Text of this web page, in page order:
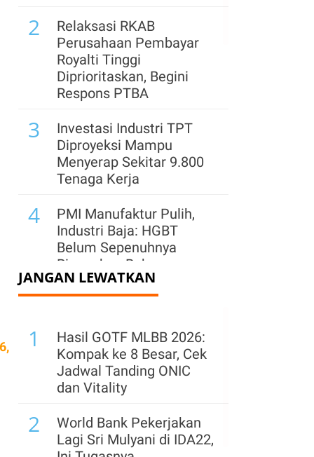
2
Relaksasi RKAB
Perusahaan Pembayar
Royalti Tinggi
Diprioritaskan, Begini
Respons PTBA
3
Investasi Industri TPT
Diproyeksi Mampu
Menyerap Sekitar 9.800
Tenaga Kerja
4
PMI Manufaktur Pulih,
Industri Baja: HGBT
Belum Sepenuhnya
Ringankan Beban
Produksi
Barat, Semen Indonesia
(SMGR) Hadirkan Lagi
Semen Kujang
HGBT Dongkrak PMI
Manufaktur, Industri
Minta Kepastian Volume
Gas Murah
JANGAN LEWATKAN
1
Hasil GOTF MLBB 2026:
Kompak ke 8 Besar, Cek
Jadwal Tanding ONIC
dan Vitality
2
World Bank Pekerjakan
Lagi Sri Mulyani di IDA22,